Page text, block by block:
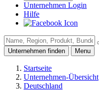
Unternehmen Login
Hilfe
Unternehmen finden
Menu
Startseite
Unternehmen-Übersicht
Deutschland